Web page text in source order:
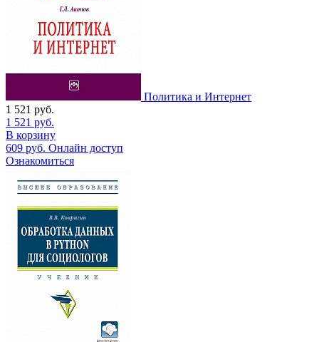
Политика и Интернет
1 521 руб.
1 521 руб.
В корзину
609 руб. Онлайн доступ
Ознакомиться